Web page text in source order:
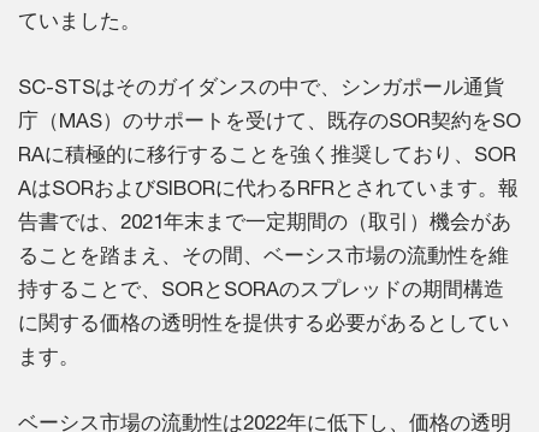
ていました。
SC-STSはそのガイダンスの中で、シンガポール通貨
庁（MAS）のサポートを受けて、既存のSOR契約をSO
RAに積極的に移行することを強く推奨しており、SOR
AはSORおよびSIBORに代わるRFRとされています。報
告書では、2021年末まで一定期間の（取引）機会があ
ることを踏まえ、その間、ベーシス市場の流動性を維
持することで、SORとSORAのスプレッドの期間構造
に関する価格の透明性を提供する必要があるとしてい
ます。
ベーシス市場の流動性は2022年に低下し、価格の透明